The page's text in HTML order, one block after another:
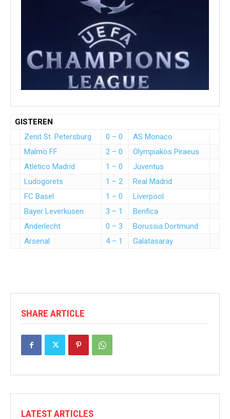
GISTEREN
Zenit St. Petersburg
0 – 0
AS Monaco
Malmö FF
2 – 0
Olympiakos Piraeus
Atlético Madrid
1 – 0
Juventus
Ludogorets
1 – 2
Real Madrid
FC Basel
1 – 0
Liverpool
Bayer Leverkusen
3 – 1
Benfica
Anderlecht
0 – 3
Borussia Dortmund
Arsenal
4 – 1 Galatasaray
SHARE ARTICLE
LATEST ARTICLES